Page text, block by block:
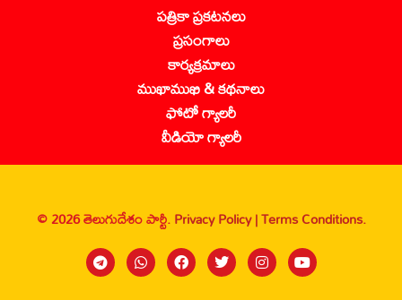
పత్రికా ప్రకటనలు
ప్రసంగాలు
కార్యక్రమాలు
ముఖాముఖి & కథనాలు
ఫోటో గ్యాలరీ
వీడియో గ్యాలరీ
© 2026 తెలుగుదేశం పార్టీ.Privacy Policy |Terms Conditions.